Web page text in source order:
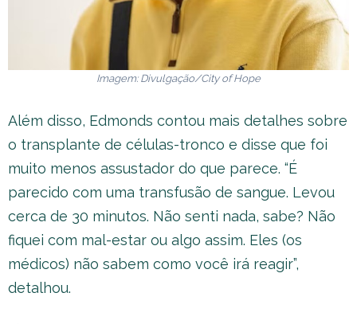
Imagem: Divulgação/City of Hope
Além disso, Edmonds contou mais detalhes sobre
o transplante de células-tronco e disse que foi
muito menos assustador do que parece. “É
parecido com uma transfusão de sangue. Levou
cerca de 30 minutos. Não senti nada, sabe? Não
fiquei com mal-estar ou algo assim. Eles (os
médicos) não sabem como você irá reagir”,
detalhou.